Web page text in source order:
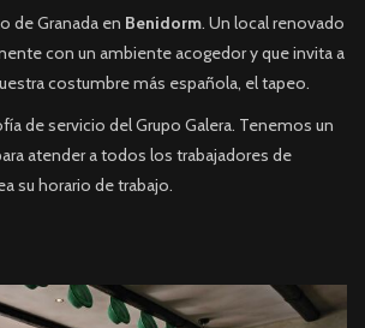
de Granada en Benidorm. Un local renovado
con un ambiente acogedor y que invita a
costumbre más española, el tapeo.
de servicio del Grupo Galera. Tenemos un
atender a todos los trabajadores de
su horario de trabajo.